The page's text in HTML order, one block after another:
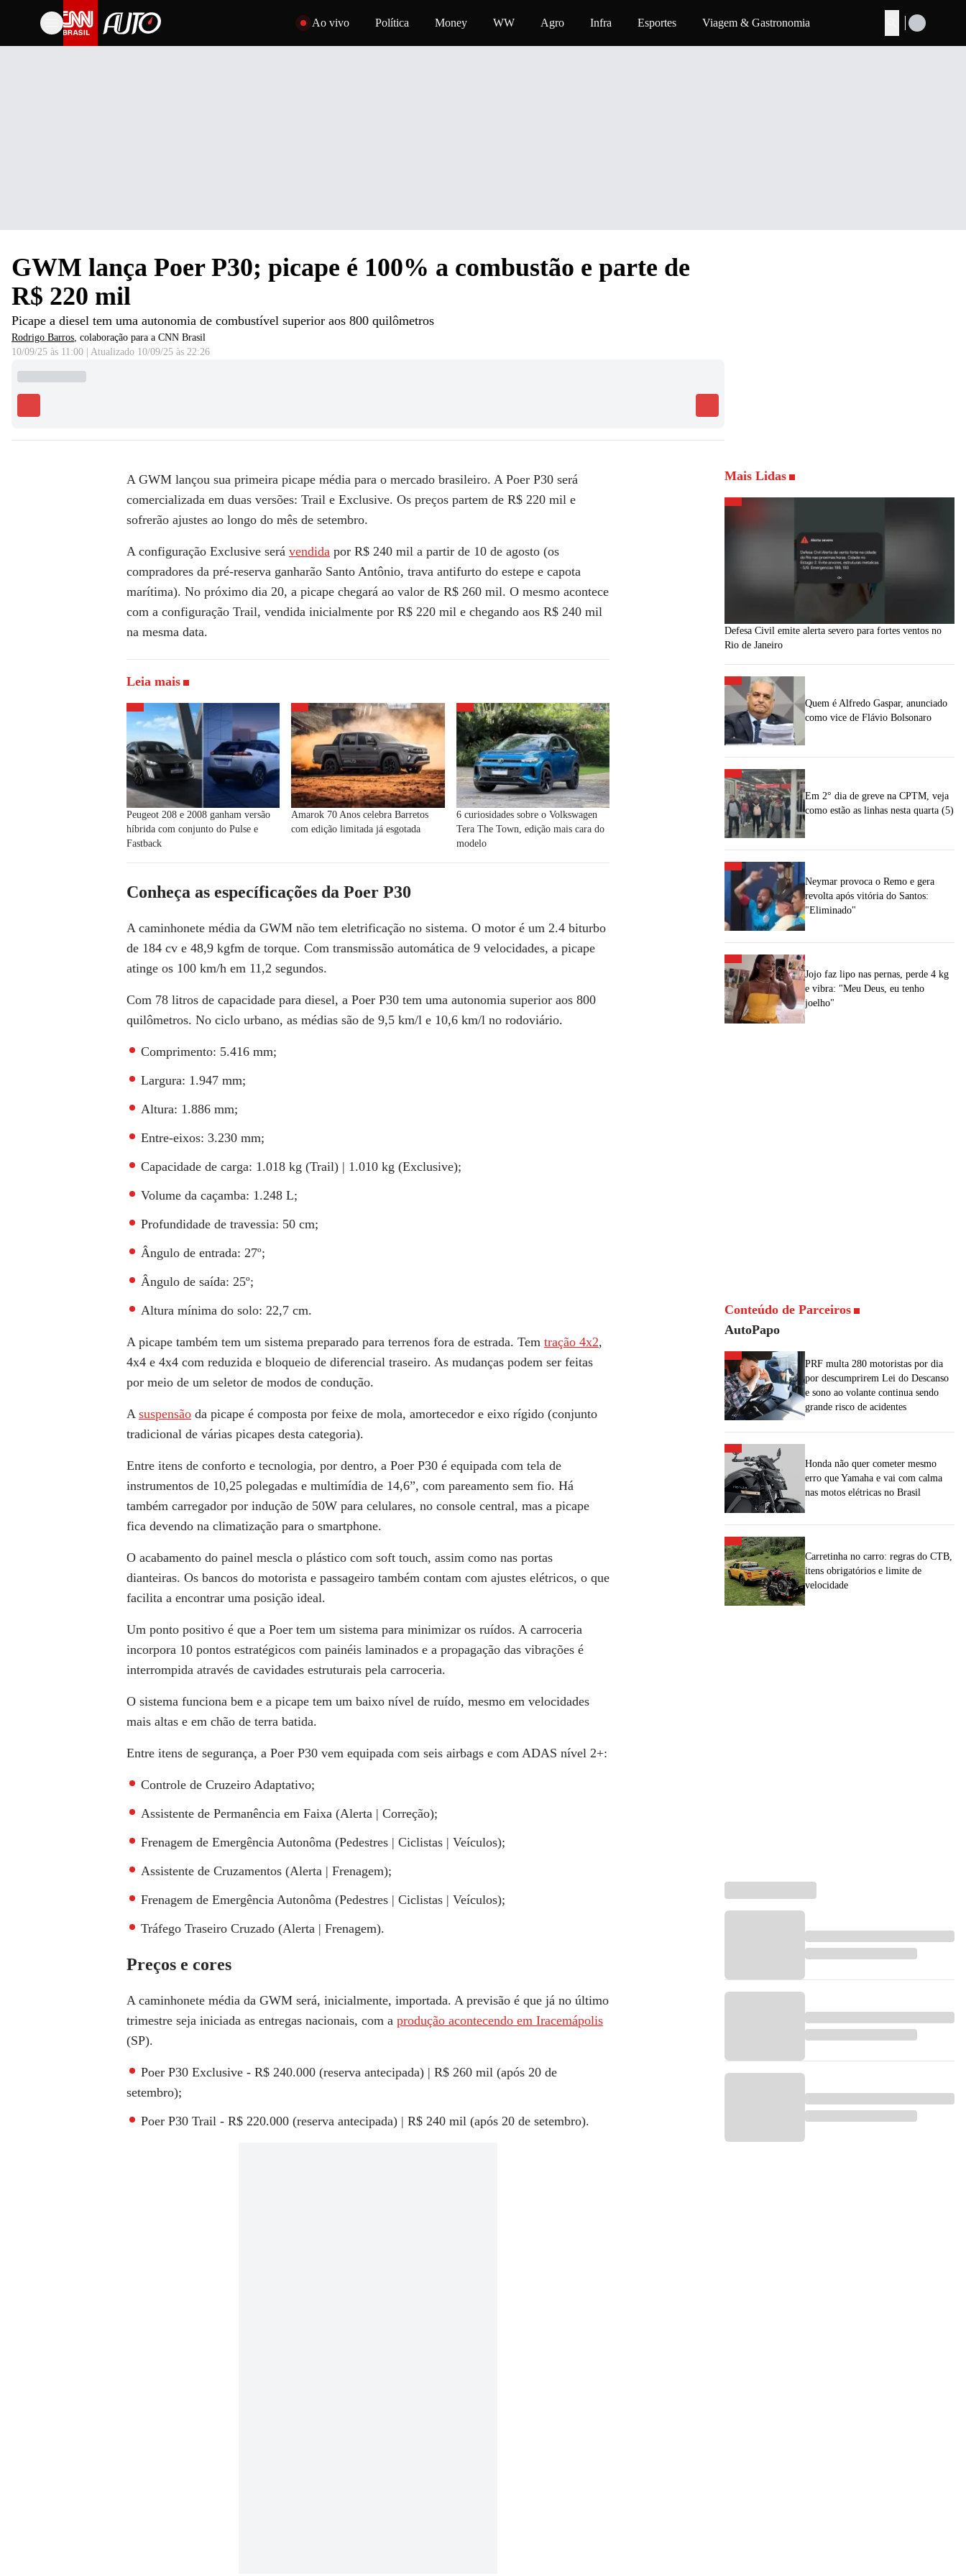
Buscar
Pular para o conteúdo
Ao vivo Política Money WW Agro Infra Esportes Viagem & Gastronomia
GWM lança Poer P30; picape é 100% a combustão e parte de
R$ 220 mil
Picape a diesel tem uma autonomia de combustível superior aos 800 quilômetros
Rodrigo Barros, colaboração para a CNN Brasil
10/09/25 às 11:00
Atualizado 10/09/25 às 22:26
A GWM lançou sua primeira picape média para o mercado brasileiro. A Poer P30 será
comercializada em duas versões: Trail e Exclusive. Os preços partem de R$ 220 mil e
sofrerão ajustes ao longo do mês de setembro.
A configuração Exclusive será vendida por R$ 240 mil a partir de 10 de agosto (os
compradores da pré-reserva ganharão Santo Antônio, trava antifurto do estepe e capota
marítima). No próximo dia 20, a picape chegará ao valor de R$ 260 mil. O mesmo acontece
com a configuração Trail, vendida inicialmente por R$ 220 mil e chegando aos R$ 240 mil
na mesma data.
Leia mais
Peugeot 208 e 2008 ganham versão
híbrida com conjunto do Pulse e
Fastback
Amarok 70 Anos celebra Barretos
com edição limitada já esgotada
6 curiosidades sobre o Volkswagen
Tera The Town, edição mais cara do
modelo
Conheça as específicações da Poer P30
A caminhonete média da GWM não tem eletrificação no sistema. O motor é um 2.4 biturbo
de 184 cv e 48,9 kgfm de torque. Com transmissão automática de 9 velocidades, a picape
atinge os 100 km/h em 11,2 segundos.
Com 78 litros de capacidade para diesel, a Poer P30 tem uma autonomia superior aos 800
quilômetros. No ciclo urbano, as médias são de 9,5 km/l e 10,6 km/l no rodoviário.
Comprimento: 5.416 mm;
Largura: 1.947 mm;
Altura: 1.886 mm;
Entre-eixos: 3.230 mm;
Capacidade de carga: 1.018 kg (Trail) | 1.010 kg (Exclusive);
Volume da caçamba: 1.248 L;
Profundidade de travessia: 50 cm;
Ângulo de entrada: 27º;
Ângulo de saída: 25º;
Altura mínima do solo: 22,7 cm.
A picape também tem um sistema preparado para terrenos fora de estrada. Tem tração 4x2,
4x4 e 4x4 com reduzida e bloqueio de diferencial traseiro. As mudanças podem ser feitas
por meio de um seletor de modos de condução.
A suspensão da picape é composta por feixe de mola, amortecedor e eixo rígido (conjunto
tradicional de várias picapes desta categoria).
Entre itens de conforto e tecnologia, por dentro, a Poer P30 é equipada com tela de
instrumentos de 10,25 polegadas e multimídia de 14,6”, com pareamento sem fio. Há
também carregador por indução de 50W para celulares, no console central, mas a picape
fica devendo na climatização para o smartphone.
O acabamento do painel mescla o plástico com soft touch, assim como nas portas
dianteiras. Os bancos do motorista e passageiro também contam com ajustes elétricos, o que
facilita a encontrar uma posição ideal.
Um ponto positivo é que a Poer tem um sistema para minimizar os ruídos. A carroceria
incorpora 10 pontos estratégicos com painéis laminados e a propagação das vibrações é
interrompida através de cavidades estruturais pela carroceria.
O sistema funciona bem e a picape tem um baixo nível de ruído, mesmo em velocidades
mais altas e em chão de terra batida.
Entre itens de segurança, a Poer P30 vem equipada com seis airbags e com ADAS nível 2+:
Controle de Cruzeiro Adaptativo;
Assistente de Permanência em Faixa (Alerta | Correção);
Frenagem de Emergência Autonôma (Pedestres | Ciclistas | Veículos);
Assistente de Cruzamentos (Alerta | Frenagem);
Frenagem de Emergência Autonôma (Pedestres | Ciclistas | Veículos);
Tráfego Traseiro Cruzado (Alerta | Frenagem).
Preços e cores
A caminhonete média da GWM será, inicialmente, importada. A previsão é que já no último
trimestre seja iniciada as entregas nacionais, com a produção acontecendo em Iracemápolis
(SP).
Poer P30 Exclusive - R$ 240.000 (reserva antecipada) | R$ 260 mil (após 20 de
setembro);
Poer P30 Trail - R$ 220.000 (reserva antecipada) | R$ 240 mil (após 20 de setembro).
Mais Lidas
Defesa Civil emite alerta severo para fortes ventos no
Rio de Janeiro
Quem é Alfredo Gaspar, anunciado
como vice de Flávio Bolsonaro
Em 2° dia de greve na CPTM, veja
como estão as linhas nesta quarta (5)
Neymar provoca o Remo e gera
revolta após vitória do Santos:
"Eliminado"
Jojo faz lipo nas pernas, perde 4 kg
e vibra: "Meu Deus, eu tenho
joelho"
Conteúdo de Parceiros
AutoPapo
PRF multa 280 motoristas por dia
por descumprirem Lei do Descanso
e sono ao volante continua sendo
grande risco de acidentes
Honda não quer cometer mesmo
erro que Yamaha e vai com calma
nas motos elétricas no Brasil
Carretinha no carro: regras do CTB,
itens obrigatórios e limite de
velocidade